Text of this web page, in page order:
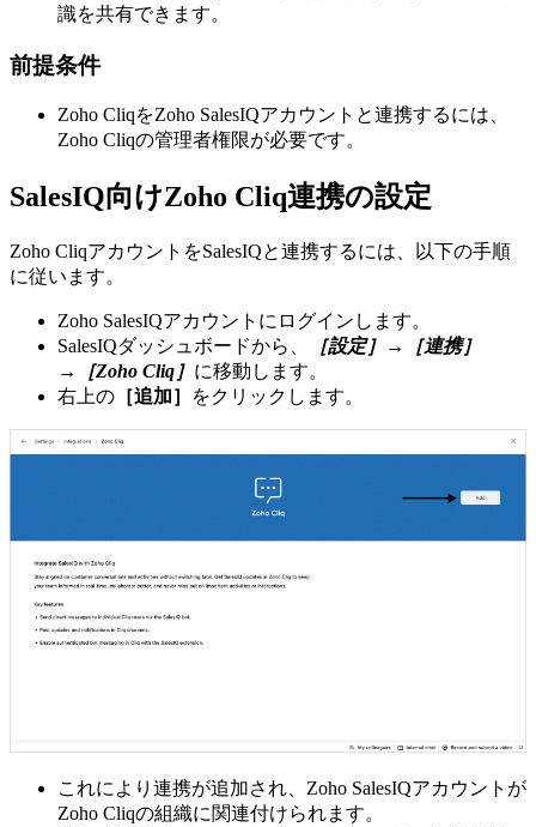
識を共有できます。
前提条件
Zoho CliqをZoho SalesIQアカウントと連携するには、
Zoho Cliqの管理者権限が必要です。
SalesIQ向けZoho Cliq連携の設定
Zoho CliqアカウントをSalesIQと連携するには、以下の手順
に従います。
Zoho SalesIQアカウントにログインします。
SalesIQダッシュボードから、
［設定］→［連携］
→［Zoho Cliq］ に移動します。
右上の ［追加］ をクリックします。
これにより連携が追加され、Zoho SalesIQアカウントが
Zoho Cliqの組織に関連付けられます。